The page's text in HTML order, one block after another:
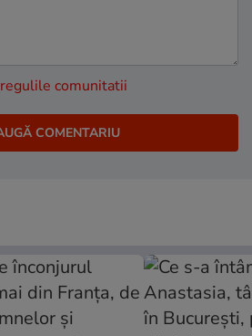
regulile comunitatii